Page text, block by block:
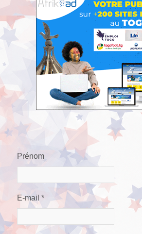
Prénom
E-mail *